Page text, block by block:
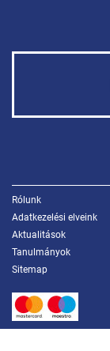
Rólunk
Adatkezelési elveink
Aktualitások
Tanulmányok
Sitemap